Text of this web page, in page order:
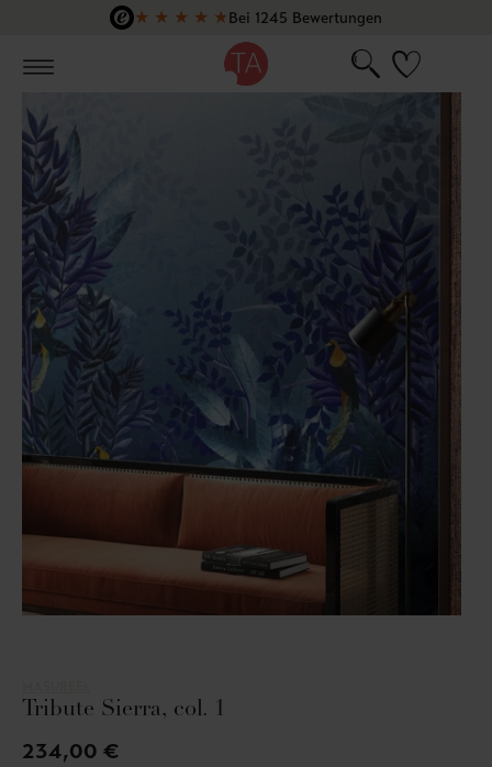
Zum Hauptinhalt springen
★ ★ ★ ★ ★Bei 1245 Bewertungen
Tribute Sierra, col. 1
234,00 €